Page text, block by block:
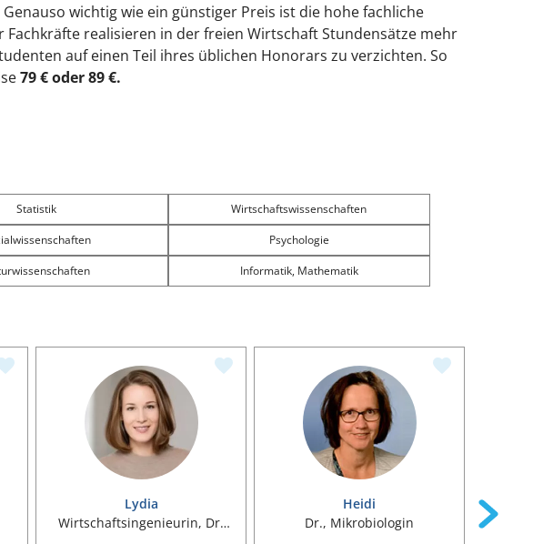
wichtig wie ein günstiger Preis ist die hohe fachliche
realisieren in der freien Wirtschaft Stundensätze mehr
auf einen Teil ihres üblichen Honorars zu verzichten. So
79 € oder 89 €.
Statistik
Wirtschaftswissenschaften
Psychologie
Informatik, Mathematik
Lydia
Wirtschaftsingenieurin, Dr.
Heidi
Dr., Mikrobiologin